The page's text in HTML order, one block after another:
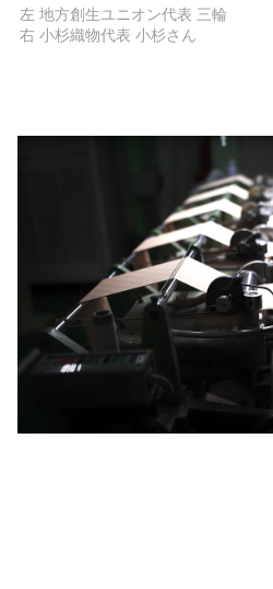
左 地方創生ユニオン代表 三輪
右 小杉織物代表 小杉さん